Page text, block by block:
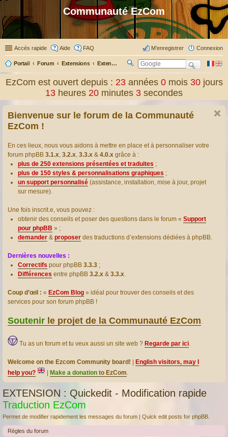
Communauté EzCom
Accès rapide Aide FAQ Connexion
M’enregistrer
Portail Forum Extensions Extensions présentées & traduites
ec
ch
er
EzCom est ouvert depuis : 23 années0 mois30 jours
13 heures 20 minutes 4 secondes
Bienvenue sur le forum de la Communauté
EzCom !
En ces lieux, nous vous aidons à mettre en place et à personnaliser votre
forum phpBB 3.1.x, 3.2.x, 3.3.x & 4.0.x grâce à :
plus de 250 extensions présentées et traduites ;
plus de 150 styles & personnalisations graphiques ;
un support personnalisé (assistance, installation, mise à jour, projet
sur mesure).
Une fois inscrit.e, vous pouvez :
obtenir des conseils et poser des questions dans le forum « Support
pour phpBB » ;
demander & proposer des traductions d’extensions dédiées à phpBB.
Dernières nouvelles :
Correctifs pour phpBB 3.3.3 ;
Différences entre phpBB 3.2.x & 3.3.x.
Coup d’œil : « EzCom Blog » idéal pour trouver des conseils et des
services pour son forum phpBB !
Soutenir le projet de la Communauté EzCom.
Tu as un forum et tu veux aussi un site web ? Regarde par ici.
Welcome on the Ezcom Community board!
English visitors, may I
help you?
Make a donation to EzCom.
EXTENSION : Quickedit - Modification rapide
Traduction EzCom
Permet de modifier rapidement les messages du forum | Quick edit posts for phpBB.
Règles du forum